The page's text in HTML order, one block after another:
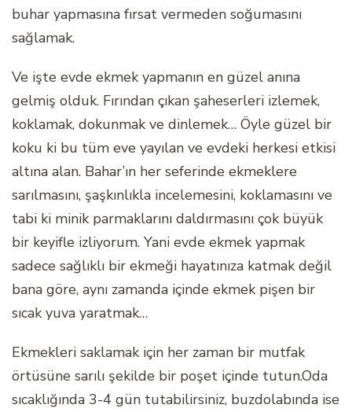
buhar yapmasına fırsat vermeden soğumasını
sağlamak.
Ve işte evde ekmek yapmanın en güzel anına
gelmiş olduk. Fırından çıkan şaheserleri izlemek,
koklamak, dokunmak ve dinlemek… Öyle güzel bir
koku ki bu tüm eve yayılan ve evdeki herkesi etkisi
altına alan. Bahar’ın her seferinde ekmeklere
sarılmasını, şaşkınlıkla incelemesini, koklamasını ve
tabi ki minik parmaklarını daldırmasını çok büyük
bir keyifle izliyorum. Yani evde ekmek yapmak
sadece sağlıklı bir ekmeği hayatınıza katmak değil
bana göre, aynı zamanda içinde ekmek pişen bir
sıcak yuva yaratmak…
Ekmekleri saklamak için her zaman bir mutfak
örtüsüne sarılı şekilde bir poşet içinde tutun.Oda
sıcaklığında 3-4 gün tutabilirsiniz, buzdolabında ise